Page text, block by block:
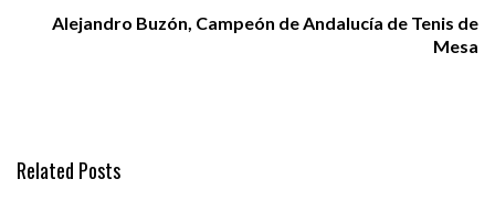
Alejandro Buzón, Campeón de Andalucía de Tenis de
Mesa
Related Posts